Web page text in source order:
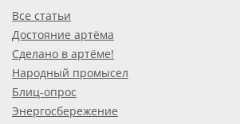
Все статьи
Достояние артёма
Сделано в артёме!
Народный промысел
Блиц-опрос
Энергосбережение